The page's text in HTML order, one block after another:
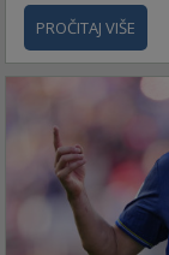
PROČITAJ VIŠE